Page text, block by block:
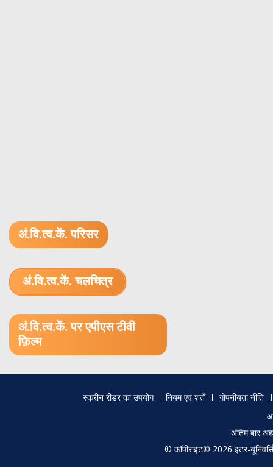
अं.वि.त्व.कें. परिसर
अं.वि.त्व.कें. चलचित्र
अं.वि.त्व.कें. पर एपीएस टीवी
फ़िल्म
स्क्रीन रीडर का उपयोग नियम एवं शर्तें
गोपनीयता नीति
अंतिम बार
© कॉपीराइट© 2026 इंटर-